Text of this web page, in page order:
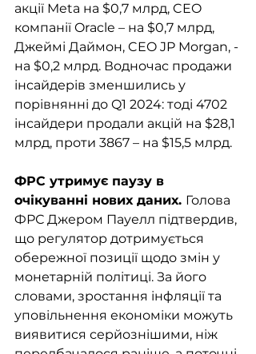
акції Meta на $0,7 млрд, CEO
компанії Oracle – на $0,7 млрд,
Джеймі Даймон, CEO JP Morgan, -
на $0,2 млрд. Водночас продажи
інсайдерів зменшились у
порівнянні до Q1 2024: тоді 4702
інсайдери продали акцій на $28,1
млрд, проти 3867 – на $15,5 млрд.
ФРС утримує паузу в
очікуванні нових даних. Голова
ФРС Джером Пауелл підтвердив,
що регулятор дотримується
обережної позиції щодо змін у
монетарній політиці. За його
словами, зростання інфляції та
уповільнення економіки можуть
виявитися серйознішими, ніж